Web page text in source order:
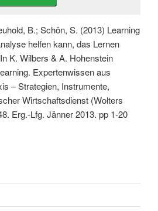
B.; Schön, S. (2013) Learning
helfen kann, das Lernen
K. Wilbers & A. Hohenstein
Expertenwissen aus
– Strategien, Instrumente,
Wirtschaftsdienst (Wolters
Erg.-Lfg. Jänner 2013. pp 1-20